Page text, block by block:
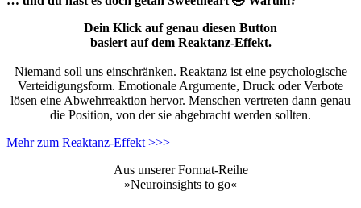
Dein Klick auf genau diesen Button
basiert auf dem Reaktanz-Effekt.
Niemand soll uns einschränken. Reaktanz ist eine psychologische
Verteidigungsform. Emotionale Argumente, Druck oder Verbote
lösen eine Abwehrreaktion hervor. Menschen vertreten dann genau
die Position, von der sie abgebracht werden sollten.
Mehr zum Reaktanz-Effekt >>>
Aus unserer Format-Reihe
»Neuroinsights to go«